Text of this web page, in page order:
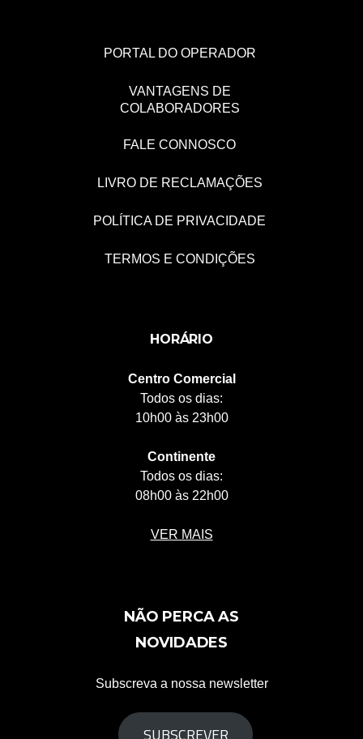
PORTAL DO OPERADOR
VANTAGENS DE
COLABORADORES
FALE CONNOSCO
LIVRO DE RECLAMAÇÕES
POLÍTICA DE PRIVACIDADE
TERMOS E CONDIÇÕES
HORÁRIO
Centro Comercial
Todos os dias:
10h00 às 23h00
Continente
Todos os dias:
08h00 às 22h00
VER MAIS
NÃO PERCA AS
NOVIDADES
Subscreva a nossa newsletter
SUBSCREVER